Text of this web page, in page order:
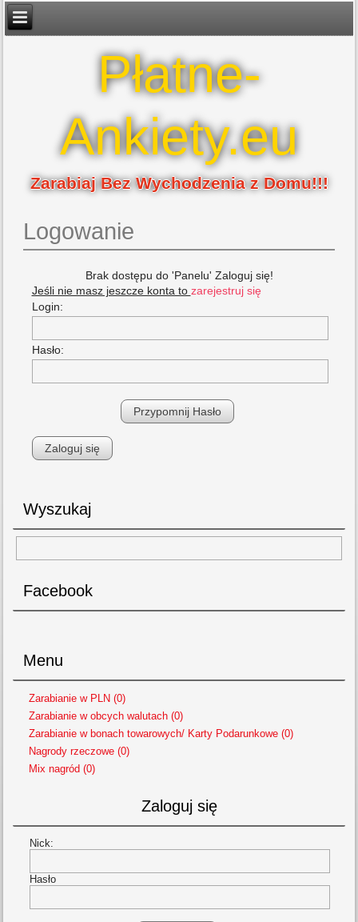
Płatne-
Ankiety.eu
Zarabiaj Bez Wychodzenia z Domu!!!
Logowanie
Brak dostępu do 'Panelu' Zaloguj się!
Jeśli nie masz jeszcze konta to zarejestruj się
Login:
Hasło:
Przypomnij Hasło
Wyszukaj
Facebook
Menu
Zarabianie w PLN (0)
Zarabianie w obcych walutach (0)
Zarabianie w bonach towarowych/ Karty Podarunkowe (0)
Nagrody rzeczowe (0)
Mix nagród (0)
Zaloguj się
Nick:
Hasło